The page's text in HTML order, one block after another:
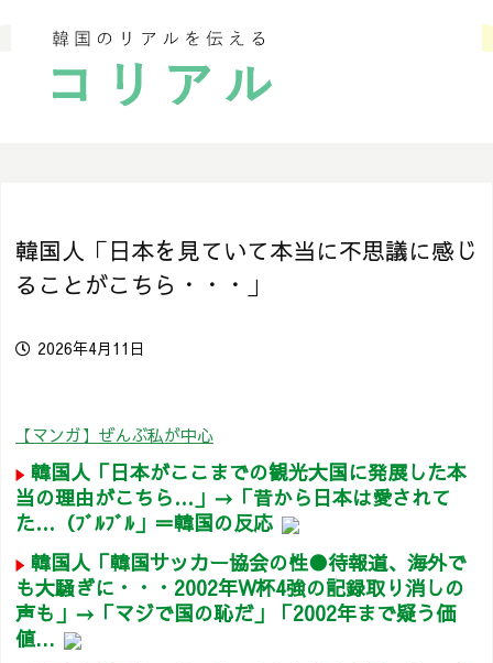
韓国人「日本を見ていて本当に不思議に感じ
ることがこちら・・・」
2026年4月11日
【マンガ】ぜんぶ私が中心
韓国人「日本がここまでの観光大国に発展した本
当の理由がこちら…」→「昔から日本は愛されて
た…（ﾌﾞﾙﾌﾞﾙ」＝韓国の反応
韓国人「韓国サッカー協会の性●待報道、海外で
も大騒ぎに・・・2002年W杯4強の記録取り消しの
声も」→「マジで国の恥だ」「2002年まで疑う価
値...